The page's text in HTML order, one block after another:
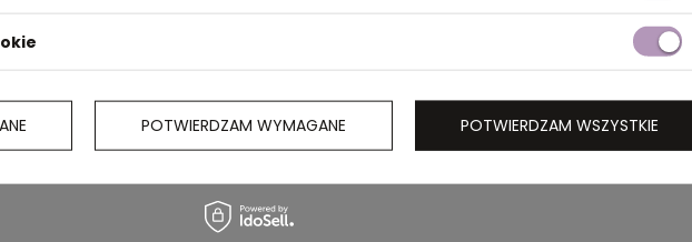
i
POTWIERDZAM WYMAGANE POTWIERDZAM WSZYSTKIE